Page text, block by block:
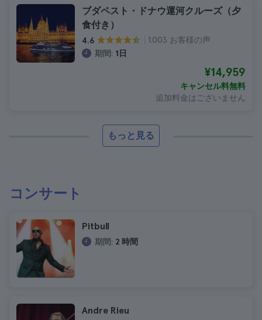
ブダペスト・ドナウ運河クルーズ（夕
食付き）
4.6
1.003 お客様の声
期間: 1日
¥14,959
キャンセル料無料
追加料金はございません
もっと見る
コンサート
Pitbull
期間: 2 時間
Andre Rieu